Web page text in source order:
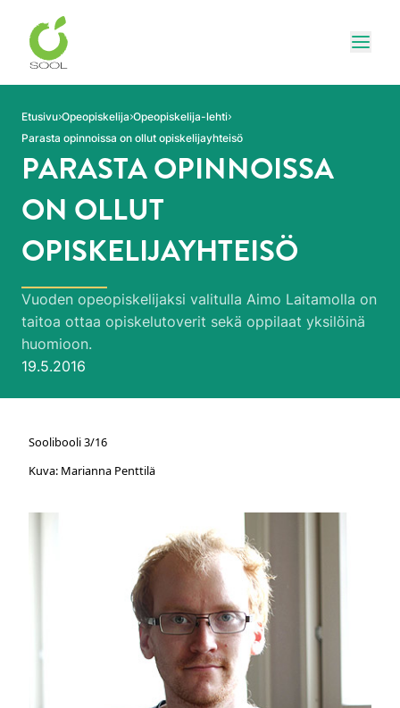
Siirry sivun sisältöön
Etusivu Opeopiskelija Opeopiskelija-lehti
Parasta opinnoissa on ollut opiskelijayhteisö
PARASTA OPINNOISSA
ON OLLUT
OPISKELIJAYHTEISÖ
Vuoden opeopiskelijaksi valitulla Aimo Laitamolla on
taitoa ottaa opiskelutoverit sekä oppilaat yksilöinä
huomioon.
Julkaistu:
19.5.2016
Soolibooli 3/16
Kuva: Marianna Penttilä